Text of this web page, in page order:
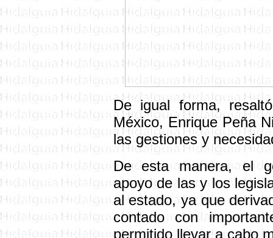
De igual forma,
México, Enrique Peña
las gestiones y
De esta manera, el
apoyo de las y los
al estado, ya que
contado con
permitido llevar a cabo